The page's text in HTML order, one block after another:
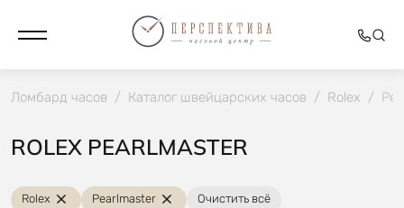
Ломбард часов / Каталог швейцарских часов / Rolex /
ROLEX PEARLMASTER
Rolex Pearlmaster Очистить всё